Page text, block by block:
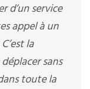
d’un service
appel à un
la
sans
toute la